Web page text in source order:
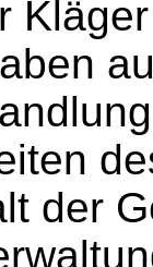
der